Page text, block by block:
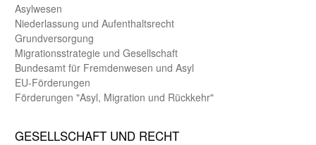
Asyl­wesen
Nieder­lassung und Aufent­halts­recht
Grund­versorgung
Migrations­strategie und Gesell­schaft
Bundes­amt für Fremden­wesen und Asyl
EU-Förde­rungen
Förderungen "Asyl, Migration und Rückkehr"
GE­SELL­SCHAFT UND RECHT